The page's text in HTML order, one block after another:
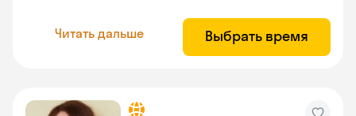
Читать дальше Выбрать время